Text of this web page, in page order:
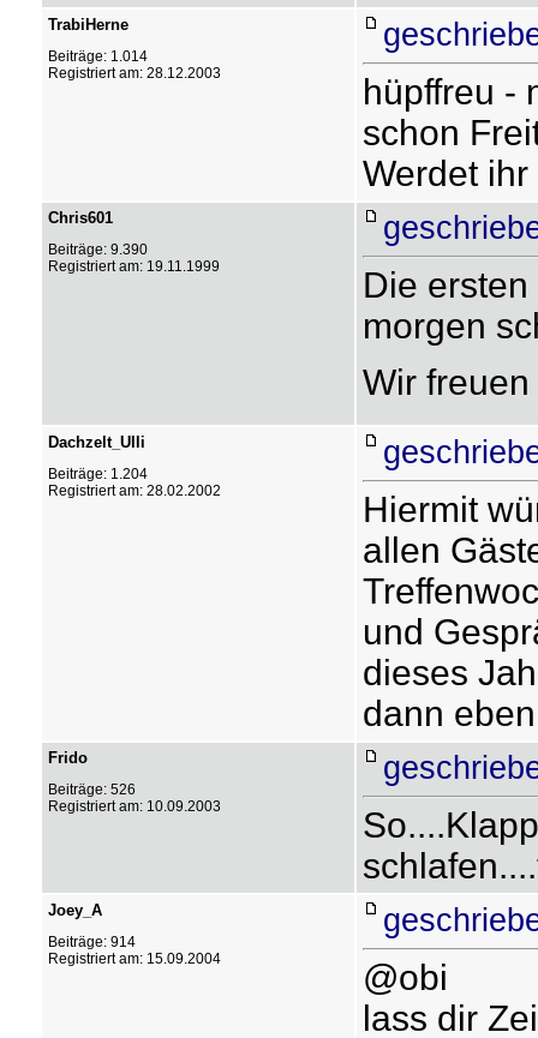
TrabiHerne
Beiträge: 1.014
Registriert am: 28.12.2003
hüpffreu -
schon
Werdet
Chris601
Beiträge: 9.390
Registriert am: 19.11.1999
Die
morgen
Wir
Dachzelt_Ulli
Beiträge: 1.204
Registriert am: 28.02.2002
Hiermit
allen
und
dieses
dann
Frido
Beiträge: 526
Registriert am: 10.09.2003
Joey_A
Beiträge: 914
Registriert am: 15.09.2004
@obi
lass dir